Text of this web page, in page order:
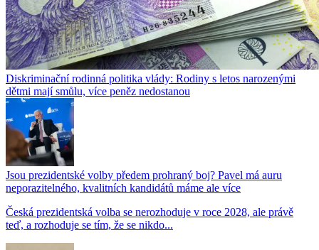
Diskriminační rodinná politika vlády: Rodiny s letos narozenými
dětmi mají smůlu, více peněz nedostanou
Jsou prezidentské volby předem prohraný boj? Pavel má auru
neporazitelného, kvalitních kandidátů máme ale více
Česká prezidentská volba se nerozhoduje v roce 2028, ale právě
teď, a rozhoduje se tím, že se nikdo...